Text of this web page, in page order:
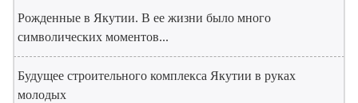
Рожденные в Якутии. В ее жизни было много
символических моментов...
Будущее строительного комплекса Якутии в руках
молодых